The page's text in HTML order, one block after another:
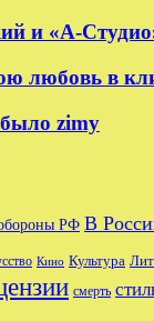
и «А-
любовь в
zimy
РФ В
Кино Культура
смерть